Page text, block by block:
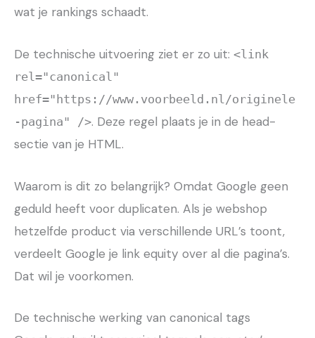
wat je rankings schaadt.
De technische uitvoering ziet er zo uit: <link
rel="canonical"
href="https://www.voorbeeld.nl/originele
-pagina" />. Deze regel plaats je in de head-
sectie van je HTML.
Waarom is dit zo belangrijk? Omdat Google geen
geduld heeft voor duplicaten. Als je webshop
hetzelfde product via verschillende URL’s toont,
verdeelt Google je link equity over al die pagina’s.
Dat wil je voorkomen.
De technische werking van canonical tags